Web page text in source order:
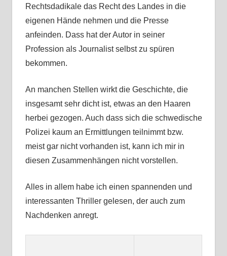
Rechtsdadikale das Recht des Landes in die
eigenen Hände nehmen und die Presse
anfeinden. Dass hat der Autor in seiner
Profession als Journalist selbst zu spüren
bekommen.
An manchen Stellen wirkt die Geschichte, die
insgesamt sehr dicht ist, etwas an den Haaren
herbei gezogen. Auch dass sich die schwedische
Polizei kaum an Ermittlungen teilnimmt bzw.
meist gar nicht vorhanden ist, kann ich mir in
diesen Zusammenhängen nicht vorstellen.
Alles in allem habe ich einen spannenden und
interessanten Thriller gelesen, der auch zum
Nachdenken anregt.